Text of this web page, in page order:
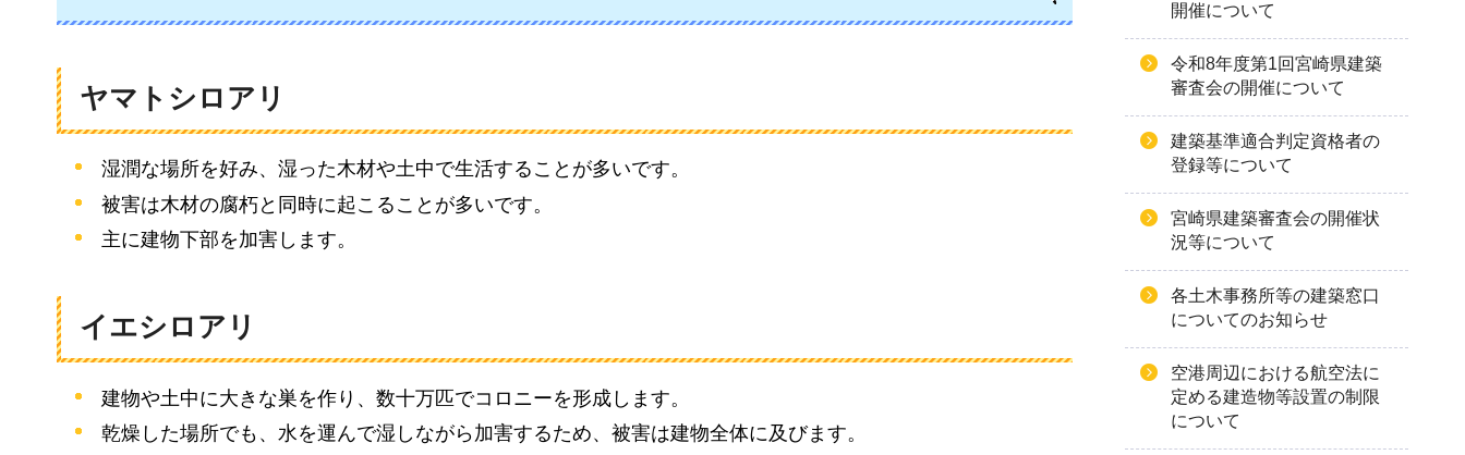
ヤマトシロアリ
湿潤な場所を好み、湿った木材や土中で生活することが多いです。
被害は木材の腐朽と同時に起こることが多いです。
主に建物下部を加害します。
イエシロアリ
建物や土中に大きな巣を作り、数十万匹でコロニーを形成します。
乾燥した場所でも、水を運んで湿しながら加害するため、被害は建物全体に及びます。
開催について
令和8年度第1回宮崎県建築
審査会の開催について
建築基準適合判定資格者の
登録等について
宮崎県建築審査会の開催状
況等について
各土木事務所等の建築窓口
についてのお知らせ
空港周辺における航空法に
定める建造物等設置の制限
について